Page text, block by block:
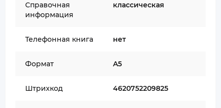
Справочная
информация
классическая
Телефонная книга нет
Формат A5
Штрихкод 4620752209825